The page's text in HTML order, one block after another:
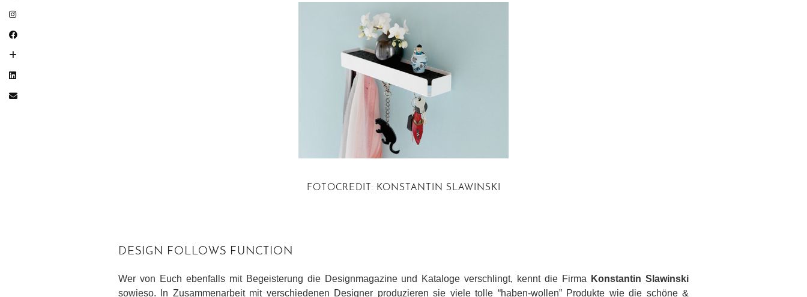
FOTOCREDIT: KONSTANTIN SLAWINSKI
DESIGN FOLLOWS FUNCTION
Wer von Euch ebenfalls mit Begeisterung die Designmagazine und Kataloge verschlingt, kennt die Firma
Konstantin Slawinski
sowieso. In Zusammenarbeit mit verschiedenen Designer produzieren sie viele tolle “haben-wollen” Produkte wie die schöne &